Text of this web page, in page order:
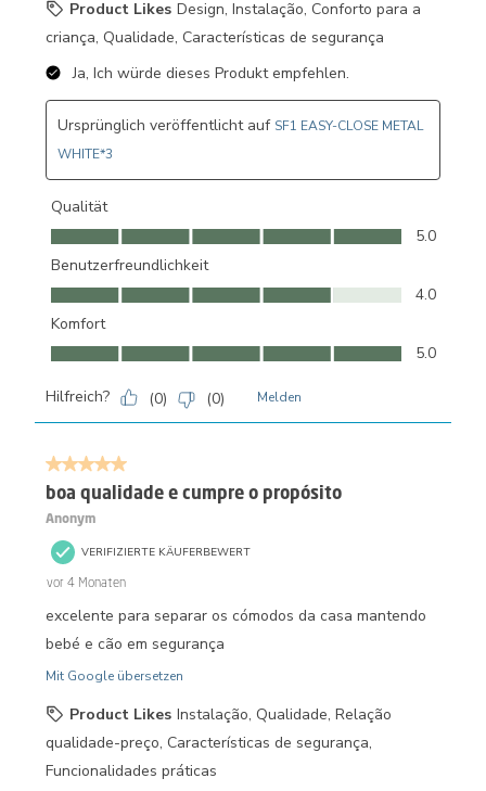
Product Likes Design, Instalação, Conforto para a
criança, Qualidade, Características de segurança
Ja, Ich würde dieses Produkt empfehlen.
Ursprünglich veröffentlicht auf SF1 EASY-CLOSE METAL
WHITE*3
Qualität
Qualität, 5.0 von 5
5.0
Benutzerfreundlichkeit
Benutzerfreundlichkeit, 4.0 von 5
4.0
Komfort
Komfort, 5.0 von 5
5.0
Hilfreich? (0) (0) Melden
5 von 5 Sternen.
boa qualidade e cumpre o propósito
Anonym
VERIFIZIERTE KÄUFERBEWERT
vor 4 Monaten
excelente para separar os cómodos da casa mantendo
bebé e cão em segurança
Mit Google übersetzen
Product Likes Instalação, Qualidade, Relação
qualidade-preço, Características de segurança,
Funcionalidades práticas